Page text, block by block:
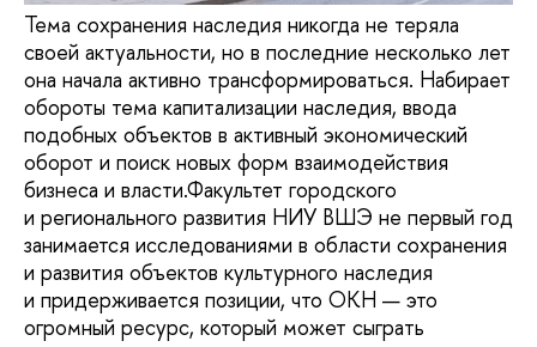
Тема сохранения наследия никогда не теряла
своей актуальности, но в последние несколько лет
она начала активно трансформироваться. Набирает
обороты тема капитализации наследия, ввода
подобных объектов в активный экономический
оборот и поиск новых форм взаимодействия
бизнеса и власти.Факультет городского
и регионального развития НИУ ВШЭ не первый год
занимается исследованиями в области сохранения
и развития объектов культурного наследия
и придерживается позиции, что ОКН ­— это
огромный ресурс, который может сыграть